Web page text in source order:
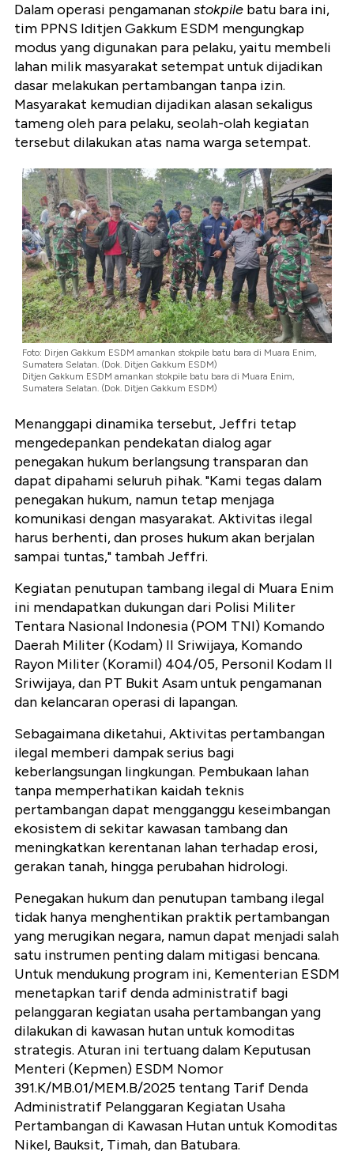
Dalam operasi pengamananstokpile batu bara ini,
tim PPNS Iditjen Gakkum ESDM mengungkap
modus yang digunakan para pelaku, yaitu membeli
lahan milik masyarakat setempat untuk dijadikan
dasar melakukan pertambangan tanpa izin.
Masyarakat kemudian dijadikan alasan sekaligus
tameng oleh para pelaku, seolah-olah kegiatan
tersebut dilakukan atas nama warga setempat.
Foto: Dirjen Gakkum ESDM amankan stokpile batu bara di Muara Enim,
Sumatera Selatan. (Dok. Ditjen Gakkum ESDM)
Ditjen Gakkum ESDM amankan stokpile batu bara di Muara Enim,
Sumatera Selatan. (Dok. Ditjen Gakkum ESDM)
Menanggapi dinamika tersebut, Jeffri tetap
mengedepankan pendekatan dialog agar
penegakan hukum berlangsung transparan dan
dapat dipahami seluruh pihak. "Kami tegas dalam
penegakan hukum, namun tetap menjaga
komunikasi dengan masyarakat. Aktivitas ilegal
harus berhenti, dan proses hukum akan berjalan
sampai tuntas," tambah Jeffri.
Kegiatan penutupan tambang ilegal di Muara Enim
ini mendapatkan dukungan dari Polisi Militer
Tentara Nasional Indonesia (POM TNI) Komando
Daerah Militer (Kodam) II Sriwijaya, Komando
Rayon Militer (Koramil) 404/05, Personil Kodam II
Sriwijaya, dan PT Bukit Asam untuk pengamanan
dan kelancaran operasi di lapangan.
Sebagaimana diketahui, Aktivitas pertambangan
ilegal memberi dampak serius bagi
keberlangsungan lingkungan. Pembukaan lahan
tanpa memperhatikan kaidah teknis
pertambangan dapat mengganggu keseimbangan
ekosistem di sekitar kawasan tambang dan
meningkatkan kerentanan lahan terhadap erosi,
gerakan tanah, hingga perubahan hidrologi.
Penegakan hukum dan penutupan tambang ilegal
tidak hanya menghentikan praktik pertambangan
yang merugikan negara, namun dapat menjadi salah
satu instrumen penting dalam mitigasi bencana.
Untuk mendukung program ini, Kementerian ESDM
menetapkan tarif denda administratif bagi
pelanggaran kegiatan usaha pertambangan yang
dilakukan di kawasan hutan untuk komoditas
strategis. Aturan ini tertuang dalam Keputusan
Menteri (Kepmen) ESDM Nomor
391.K/MB.01/MEM.B/2025 tentang Tarif Denda
Administratif Pelanggaran Kegiatan Usaha
Pertambangan di Kawasan Hutan untuk Komoditas
Nikel, Bauksit, Timah, dan Batubara.